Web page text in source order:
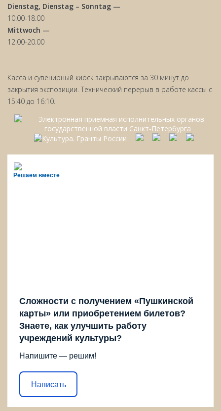
Dienstag, Dienstag – Sonntag —
10.00-18.00
Mittwoch —
12.00-20.00
Касса и сувенирный киоск закрываются за 30 минут до
закрытия экспозиции. Технический перерыв в работе кассы с
15:40 до 16:10.
Решаем вместе
Сложности с получением «Пушкинской
карты» или приобретением билетов?
Знаете, как улучшить работу
учреждений культуры?
Напишите — решим!
Написать